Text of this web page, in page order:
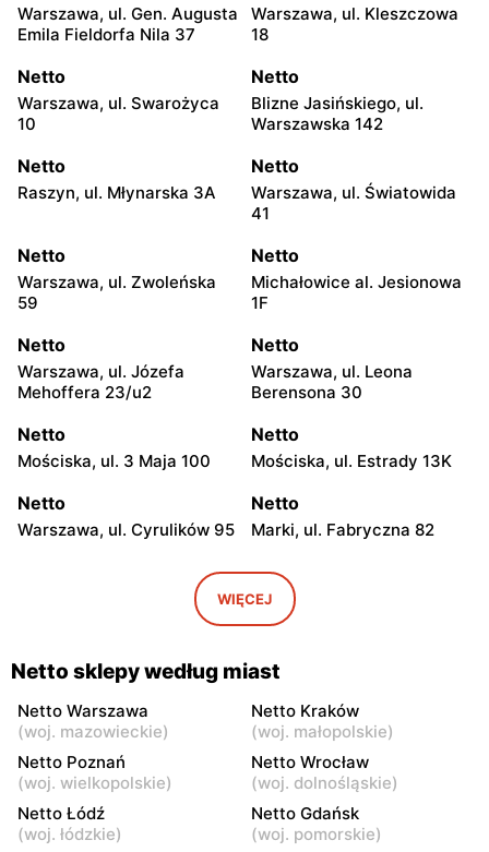
Warszawa, ul. Gen. Augusta
Emila Fieldorfa Nila 37
Warszawa, ul. Kleszczowa
18
Netto
Warszawa, ul. Swarożyca
10
Netto
Blizne Jasińskiego, ul.
Warszawska 142
Netto
Raszyn, ul. Młynarska 3A
Netto
Warszawa, ul. Światowida
41
Netto
Warszawa, ul. Zwoleńska
59
Netto
Michałowice al. Jesionowa
1F
Netto
Warszawa, ul. Józefa
Mehoffera 23/u2
Netto
Warszawa, ul. Leona
Berensona 30
Netto
Mościska, ul. 3 Maja 100
Netto
Mościska, ul. Estrady 13K
Netto
Warszawa, ul. Cyrulików 95
Netto
Marki, ul. Fabryczna 82
Warszawa, ul. Wisełki 6
Netto
Warszawa, ul. Mochtyńska
101
Netto
Warszawa, ul. Wał
Miedzeszyński 69
Netto
Netto
Łomianki, ul. Warszawska
Netto
Piaseczno, ul. Puławska 29
Netto Netto
WIĘCEJ
Netto sklepy według miast
Netto Warszawa
(woj. mazowieckie)
Netto Kraków
(woj. małopolskie)
Netto Poznań
(woj. wielkopolskie)
Netto Wrocław
(woj. dolnośląskie)
Netto Łódź
(woj. łódzkie)
Netto Gdańsk
(woj. pomorskie)